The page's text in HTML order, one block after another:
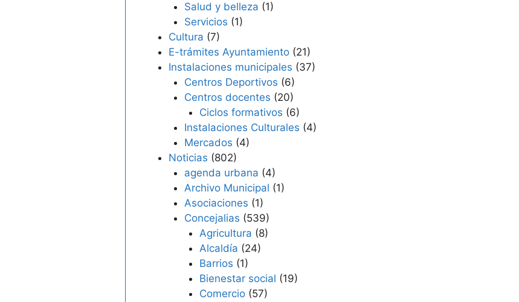
Salud y belleza (1)
Servicios (1)
Cultura (7)
E-trámites Ayuntamiento (21)
Instalaciones municipales (37)
Centros Deportivos (6)
Centros docentes (20)
Ciclos formativos (6)
Instalaciones Culturales (4)
Mercados (4)
Noticias (802)
agenda urbana (4)
Archivo Municipal (1)
Asociaciones (1)
Concejalias (539)
Agricultura (8)
Alcaldía (24)
Barrios (1)
Bienestar social (19)
Comercio (57)